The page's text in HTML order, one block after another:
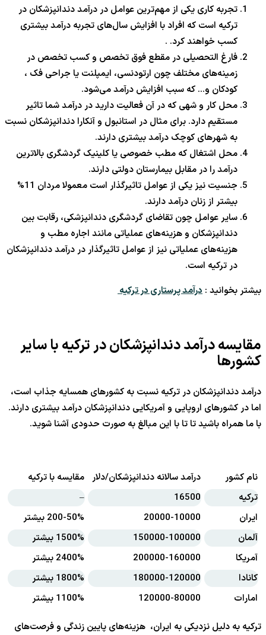
تجربه کاری یکی از مهم‌ترین عوامل در درآمد دندانپزشکان در
ترکیه است که افراد با افزایش سال‌های تجربه درآمد بیشتری
کسب خواهند کرد. .
فارغ التحصیلی در مقطع فوق تخصص و کسب تخصص در
زمینه‌های مختلف چون ارتودنسی، ایمپلنت یا جراحی فک ،
کودکان و… که سبب افزایش درآمد می‌شود.
محل کار و شهی که در آن فعالیت دارید در درآمد شما تاثیر
مستقیم دارد. برای مثال در استانبول و آنکارا دندانپزشکان نسبت
به شهرهای کوچک درآمد بیشتری دارند.
محل اشتغال که مطب خصوصی یا کلینیک گردشگری بالاترین
درآمد را در مقابل بیمارستان دولتی دارند.
جنسیت نیز یکی از عوامل تاثیرگذار است معمولا مردان 11%
بیشتر از زنان درآمد دارند.
سایر عوامل چون تقاضای گردشگری دندانپزشکی، رقابت بین
دندانپزشکان و هزینه‌های عملیاتی مانند اجاره مطب و
هزینه‌های عملیاتی نیز از عوامل تاثیرگذار در درآمد دندانپزشکان
در ترکیه است.
بیشتر بخوانید : درآمد پرستاری در ترکیه
مقایسه درآمد دندانپزشکان در ترکیه با سایر
کشورها
درآمد دندانپزشکان در ترکیه نسبت به کشورهای همسایه جذاب است،
اما در کشورهای اروپایی و آمریکایی دندانپزشکان درآمد بیشتری دارند.
با ما همراه باشید تا تا با این مبالغ به صورت حدودی آشنا شوید.
نام کشور درآمد سالانه دندانپزشکان/دلار مقایسه با ترکیه
ترکیه
16500
–
ایران
20000-10000
200-50% بیشتر
آلمان
150000-100000
1500% بیشتر
آمریکا
200000-160000
2400% بیشتر
کانادا
180000-120000
1800% بیشتر
امارات
120000-80000 1100% بیشتر
ترکیه به دلیل نزدیکی به ایران، هزینه‌های پایین زندگی و فرصت‌های